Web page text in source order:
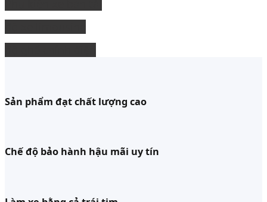
Sản phẩm đạt chất lượng cao
Chế độ bảo hành hậu mãi uy tín